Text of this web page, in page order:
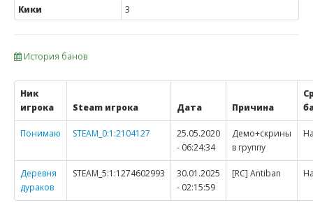
Кики
3
История банов
Ник
игрока
Steam игрока Дата Причина
Понимаю STEAM_0:1:2104127
25.05.2020
- 06:24:34
Демо+скрины
в группу
Деревня
дураков
STEAM_5:1:1274602993
30.01.2025
- 02:15:59
[RC] Antiban